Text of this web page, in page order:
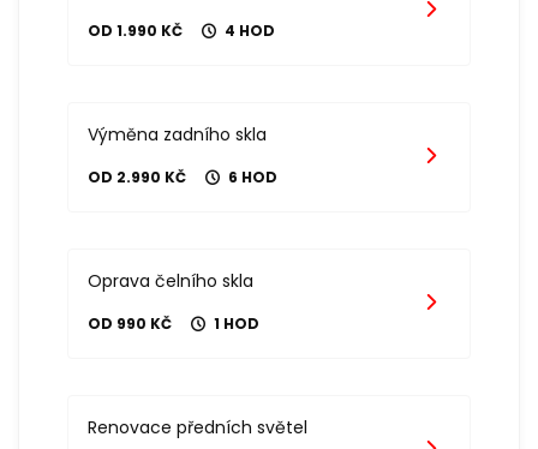
OD 1.990 KČ 4 HOD
Výměna zadního skla
OD 2.990 KČ 6 HOD
Oprava čelního skla
OD 990 KČ 1 HOD
Renovace předních světel